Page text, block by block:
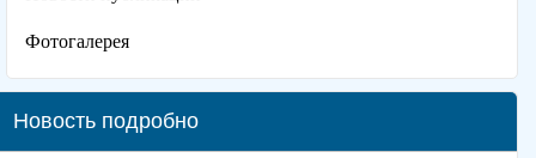
Фотогалерея
Новость подробно